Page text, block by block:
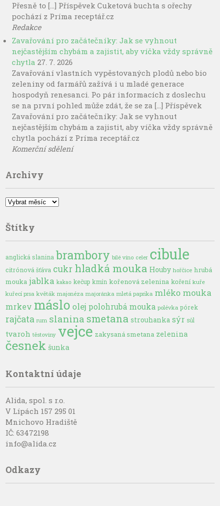
Přesně to […] Příspěvek Cuketová buchta s ořechy
pochází z Príma receptář.cz
Redakce
Zavařování pro začátečníky: Jak se vyhnout
nejčastějším chybám a zajistit, aby víčka vždy správně
chytla 27. 7. 2026
Zavařování vlastních vypěstovaných plodů nebo bio
zeleniny od farmářů zažívá i u mladé generace
hospodyň renesanci. Po pár informacích z doslechu
se na první pohled může zdát, že se za […] Příspěvek
Zavařování pro začátečníky: Jak se vyhnout
nejčastějším chybám a zajistit, aby víčka vždy správně
chytla pochází z Príma receptář.cz
Komerční sdělení
Archivy
Archivy
Štítky
anglická slanina brambory bílé víno celer cibule
citrónová šťáva cukr hladká mouka Houby hořčice hrubá
mouka jablka kakao kečup kmín kořenová zelenina koření kuře
kuřecí prsa květák majonéza majoránka mletá paprika mléko mouka
mrkev máslo olej polohrubá mouka polévka pórek
rajčata rum slanina smetana strouhanka sýr sůl
tvaroh těstoviny vejce zakysaná smetana zelenina
česnek šunka
Kontaktní údaje
Alida, spol. s r.o.
V Lípách 157 295 01
Mnichovo Hradiště
IČ: 63472198
info@alida.cz
Odkazy